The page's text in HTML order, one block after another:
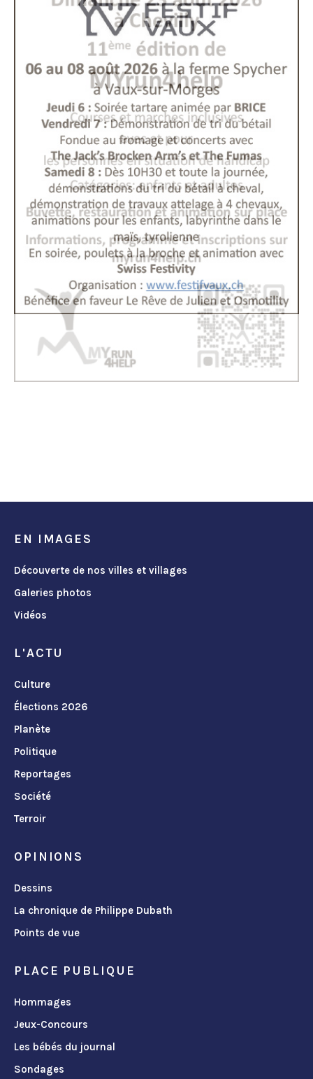
EN IMAGES
Découverte de nos villes et villages
Galeries photos
Vidéos
L'ACTU
Culture
Élections 2026
Planète
Politique
Reportages
Société
Terroir
OPINIONS
Dessins
La chronique de Philippe Dubath
Points de vue
PLACE PUBLIQUE
Hommages
Jeux-Concours
Les bébés du journal
Sondages